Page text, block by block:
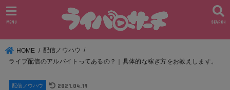
SEARCH
MENU
HOME
配信ノウハウ
ライブ配信のアルバイトってあるの？｜具体的な稼ぎ方をお教えします。
配信ノウハウ 2021.04.19